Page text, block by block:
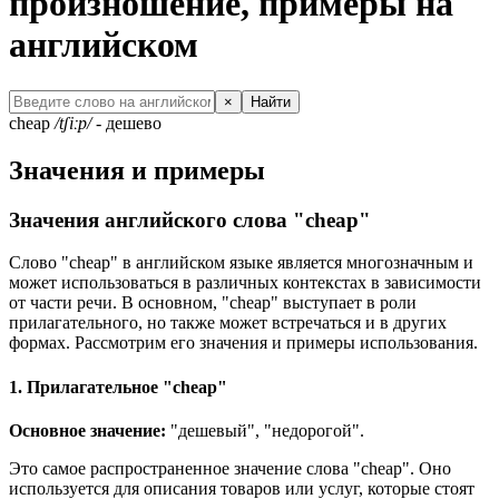
английском
× Найти
cheap /tʃiːp/- дешево
Значения и примеры
Значения английского слова "cheap"
Слово "cheap" в английском языке является многозначным и
может использоваться в различных контекстах в зависимости
от части речи. В основном, "cheap" выступает в роли
прилагательного, но также может встречаться и в других
формах. Рассмотрим его значения и примеры использования.
1. Прилагательное "cheap"
Основное значение: "дешевый", "недорогой".
Это самое распространенное значение слова "cheap". Оно
используется для описания товаров или услуг, которые стоят